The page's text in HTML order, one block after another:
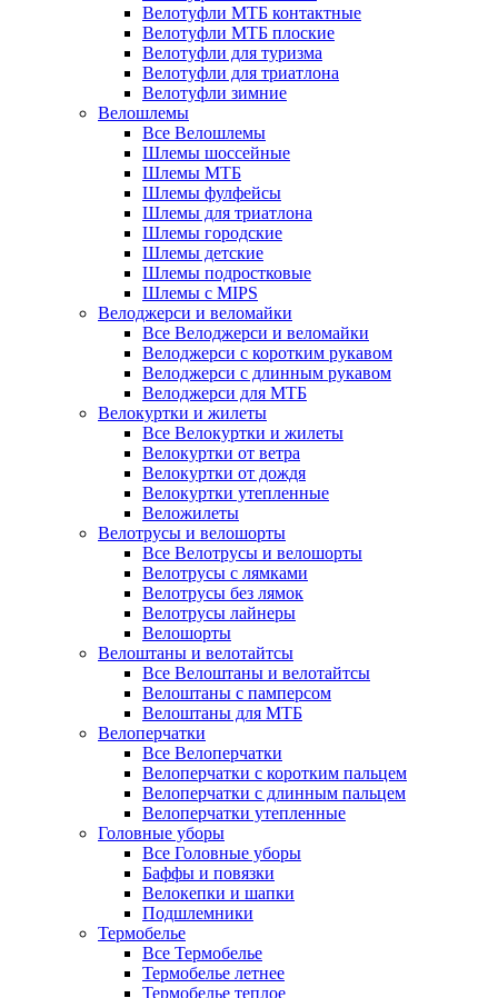
Велотуфли МТБ контактные
Велотуфли МТБ плоские
Велотуфли для туризма
Велотуфли для триатлона
Велотуфли зимние
Велошлемы
Все Велошлемы
Шлемы шоссейные
Шлемы МТБ
Шлемы фулфейсы
Шлемы для триатлона
Шлемы городские
Шлемы детские
Шлемы подростковые
Шлемы с MIPS
Велоджерси и веломайки
Все Велоджерси и веломайки
Велоджерси с коротким рукавом
Велоджерси с длинным рукавом
Велоджерси для МТБ
Велокуртки и жилеты
Все Велокуртки и жилеты
Велокуртки от ветра
Велокуртки от дождя
Велокуртки утепленные
Веложилеты
Велотрусы и велошорты
Все Велотрусы и велошорты
Велотрусы с лямками
Велотрусы без лямок
Велотрусы лайнеры
Велошорты
Велоштаны и велотайтсы
Все Велоштаны и велотайтсы
Велоштаны с памперсом
Велоштаны для МТБ
Велоперчатки
Все Велоперчатки
Велоперчатки с коротким пальцем
Велоперчатки с длинным пальцем
Велоперчатки утепленные
Головные уборы
Все Головные уборы
Баффы и повязки
Велокепки и шапки
Подшлемники
Термобелье
Все Термобелье
Термобелье летнее
Термобелье теплое